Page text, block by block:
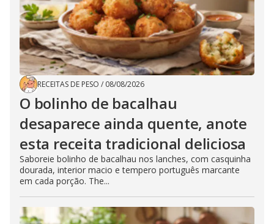
RECEITAS DE PESO / 08/08/2026
O bolinho de bacalhau
desaparece ainda quente, anote
esta receita tradicional deliciosa
Saboreie bolinho de bacalhau nos lanches, com casquinha
dourada, interior macio e tempero português marcante
em cada porção. The...